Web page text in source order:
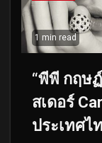
1 min read
“พีพี กฤษ
สเดอร์
ประเทศไ